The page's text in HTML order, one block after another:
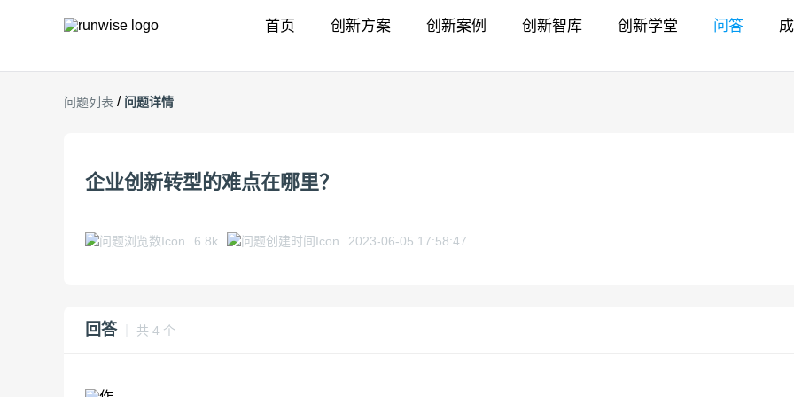
首页 创新方案 创新案例 创新智库 创新学堂 问答
问题列表 / 问题详情
企业创新转型的难点在哪里？
6.8k 2023-06-05 17:58:47
回答 ｜ 共 4 个